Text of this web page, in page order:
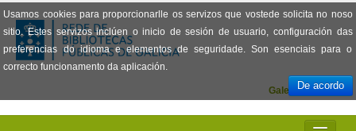
Usamos cookies para proporcionarlle os servizos que vostede solicita no noso
sitio. Estes servizos inclúen o inicio de sesión de usuario, configuración das
preferencias do idioma e elementos de seguridade. Son esenciais para o
correcto funcionamento da aplicación.
De acordo
Español
Galego